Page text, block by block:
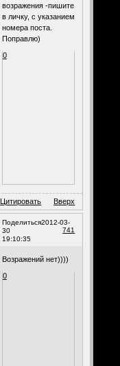
возражения -пишите
в личку, с указанием
номера поста.
Поправлю)
0
Цитировать Вверх
Поделиться
741
2012-03-
30
19:10:35
Возражений нет))))
0